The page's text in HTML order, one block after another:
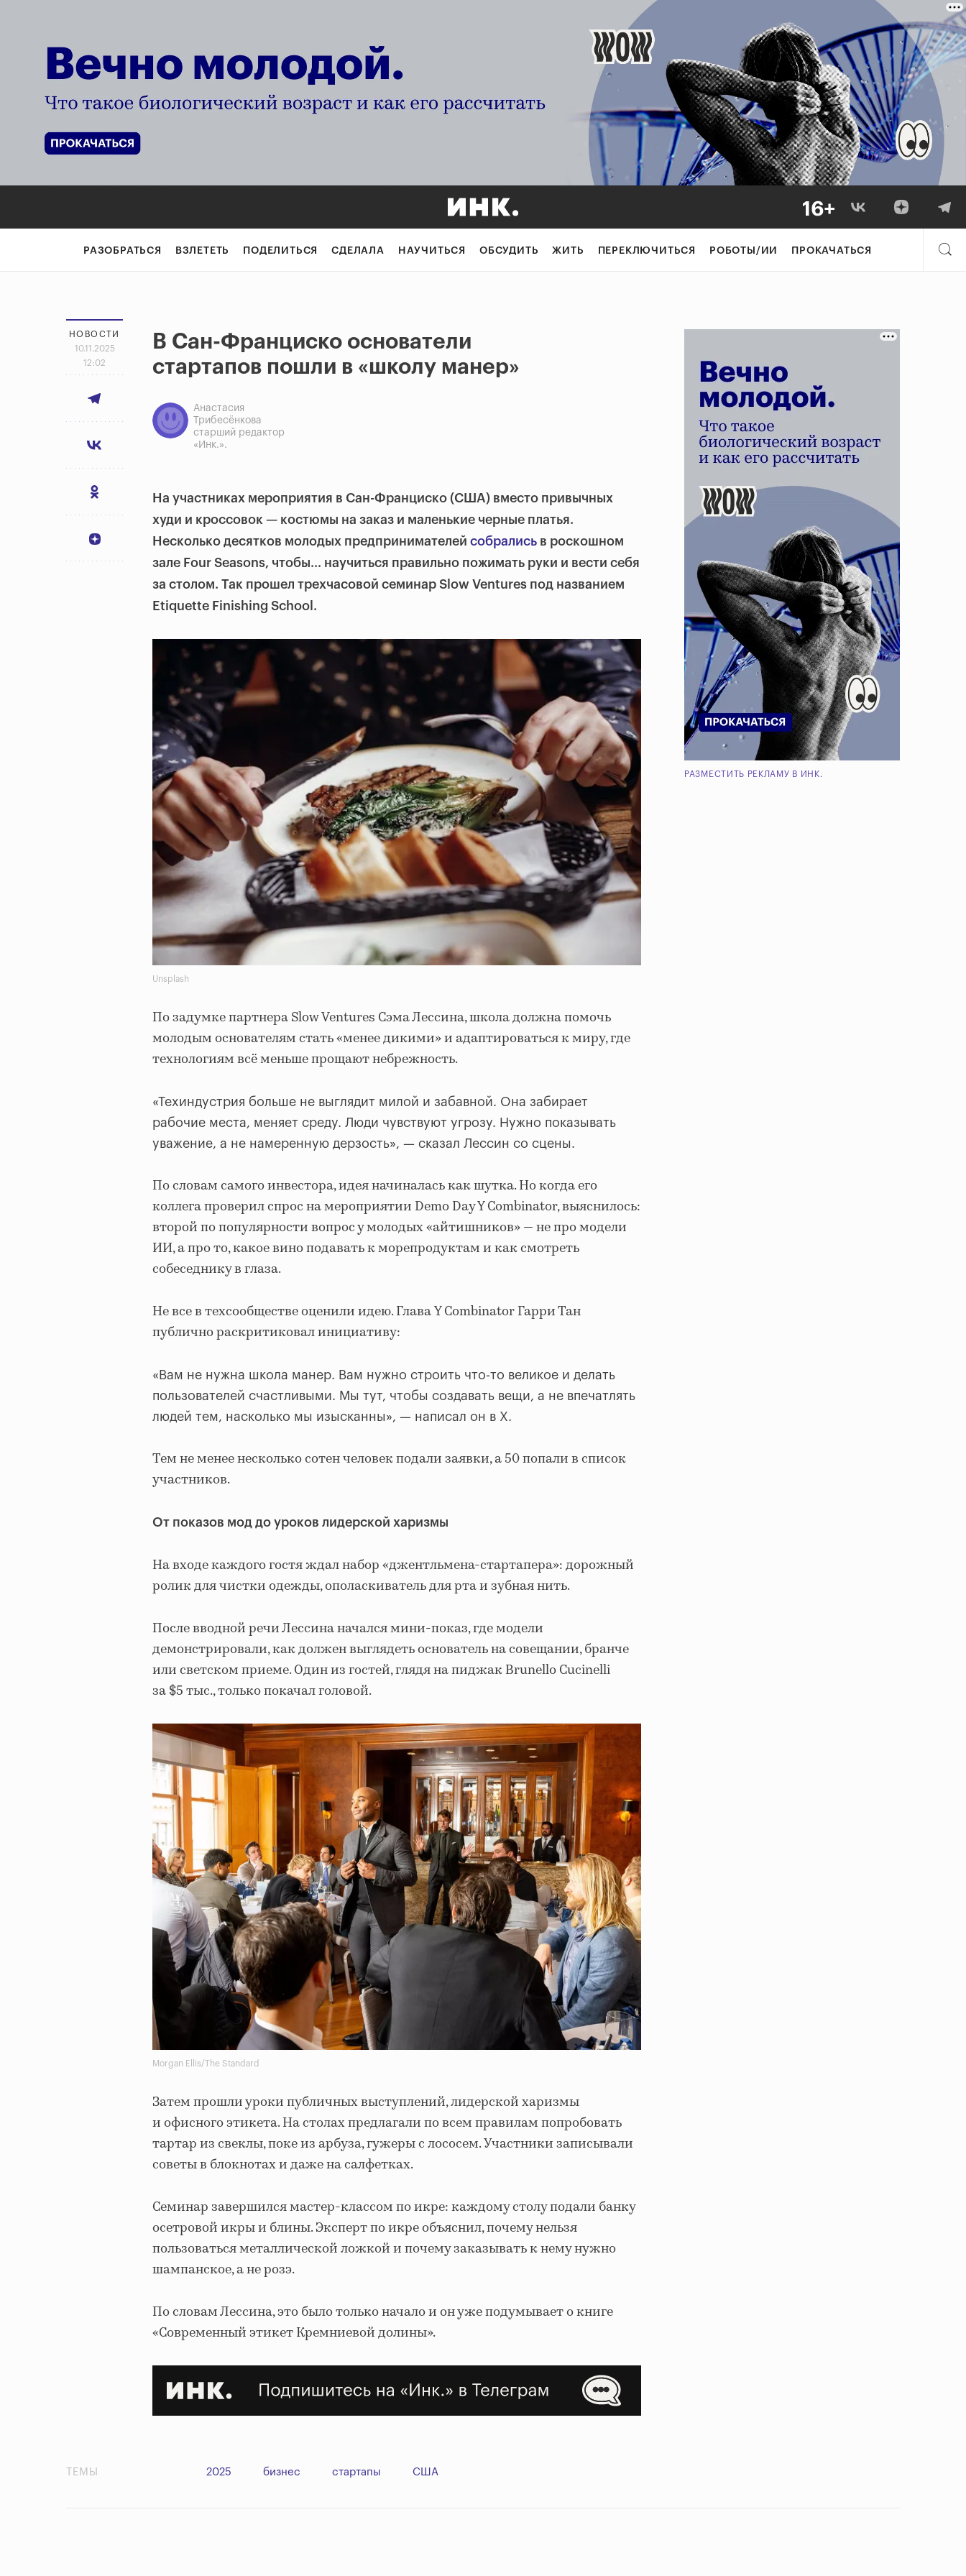
РАЗОБРАТЬСЯ ВЗЛЕТЕТЬ ПОДЕЛИТЬСЯ СДЕЛАЛА НАУЧИТЬСЯ ОБСУДИТЬ ЖИТЬ ПЕРЕКЛЮЧИТЬСЯ РОБОТЫ/ИИ ПРОКАЧАТЬСЯ
НОВОСТИ
10.11.2025
12:02
В Сан-Франциско основатели
стартапов пошли в «школу манер»
Анастасия
Трибесёнкова
старший редактор
«Инк.».
На участниках мероприятия в Сан-Франциско (США) вместо привычных
худи и кроссовок — костюмы на заказ и маленькие черные платья.
Несколько десятков молодых предпринимателей собрались в роскошном
зале Four Seasons, чтобы… научиться правильно пожимать руки и вести себя
за столом. Так прошел трехчасовой семинар Slow Ventures под названием
Etiquette Finishing School .
Unsplash
По задумке партнера Slow Ventures Сэма Лессина, школа должна помочь
молодым основателям стать «менее дикими» и адаптироваться к миру, где
технологиям всё меньше прощают небрежность.
«Техиндустрия больше не выглядит милой и забавной. Она забирает
рабочие места, меняет среду. Люди чувствуют угрозу. Нужно показывать
уважение, а не намеренную дерзость», — сказал Лессин со сцены.
По словам самого инвестора, идея начиналась как шутка. Но когда его
коллега проверил спрос на мероприятии Demo Day Y Combinator, выяснилось:
второй по популярности вопрос у молодых «айтишников» — не про модели
ИИ, а про то, какое вино подавать к морепродуктам и как смотреть
собеседнику в глаза.
Не все в техсообществе оценили идею. Глава Y Combinator Гарри Тан
публично раскритиковал инициативу:
«Вам не нужна школа манер. Вам нужно строить что-то великое и делать
пользователей счастливыми. Мы тут, чтобы создавать вещи, а не впечатлять
людей тем, насколько мы изысканны», — написал он в X.
Тем не менее несколько сотен человек подали заявки, а 50 попали в список
участников.
От показов мод до уроков лидерской харизмы
На входе каждого гостя ждал набор «джентльмена-стартапера»: дорожный
ролик для чистки одежды, ополаскиватель для рта и зубная нить.
После вводной речи Лессина начался мини-показ, где модели
демонстрировали, как должен выглядеть основатель на совещании, бранче
или светском приеме. Один из гостей, глядя на пиджак Brunello Cucinelli
за $5 тыс., только покачал головой.
Morgan Ellis/The Standard
Затем прошли уроки публичных выступлений, лидерской харизмы
и офисного этикета. На столах предлагали по всем правилам попробовать
тартар из свеклы, поке из арбуза, гужеры с лососем. Участники записывали
советы в блокнотах и даже на салфетках.
Семинар завершился мастер-классом по икре: каждому столу подали банку
осетровой икры и блины. Эксперт по икре объяснил, почему нельзя
пользоваться металлической ложкой и почему заказывать к нему нужно
шампанское, а не розэ.
По словам Лессина, это было только начало и он уже подумывает о книге
«Современный этикет Кремниевой долины».
РАЗМЕСТИТЬ РЕКЛАМУ В ИНК.
ТЕМЫ 2025 бизнес стартапы США